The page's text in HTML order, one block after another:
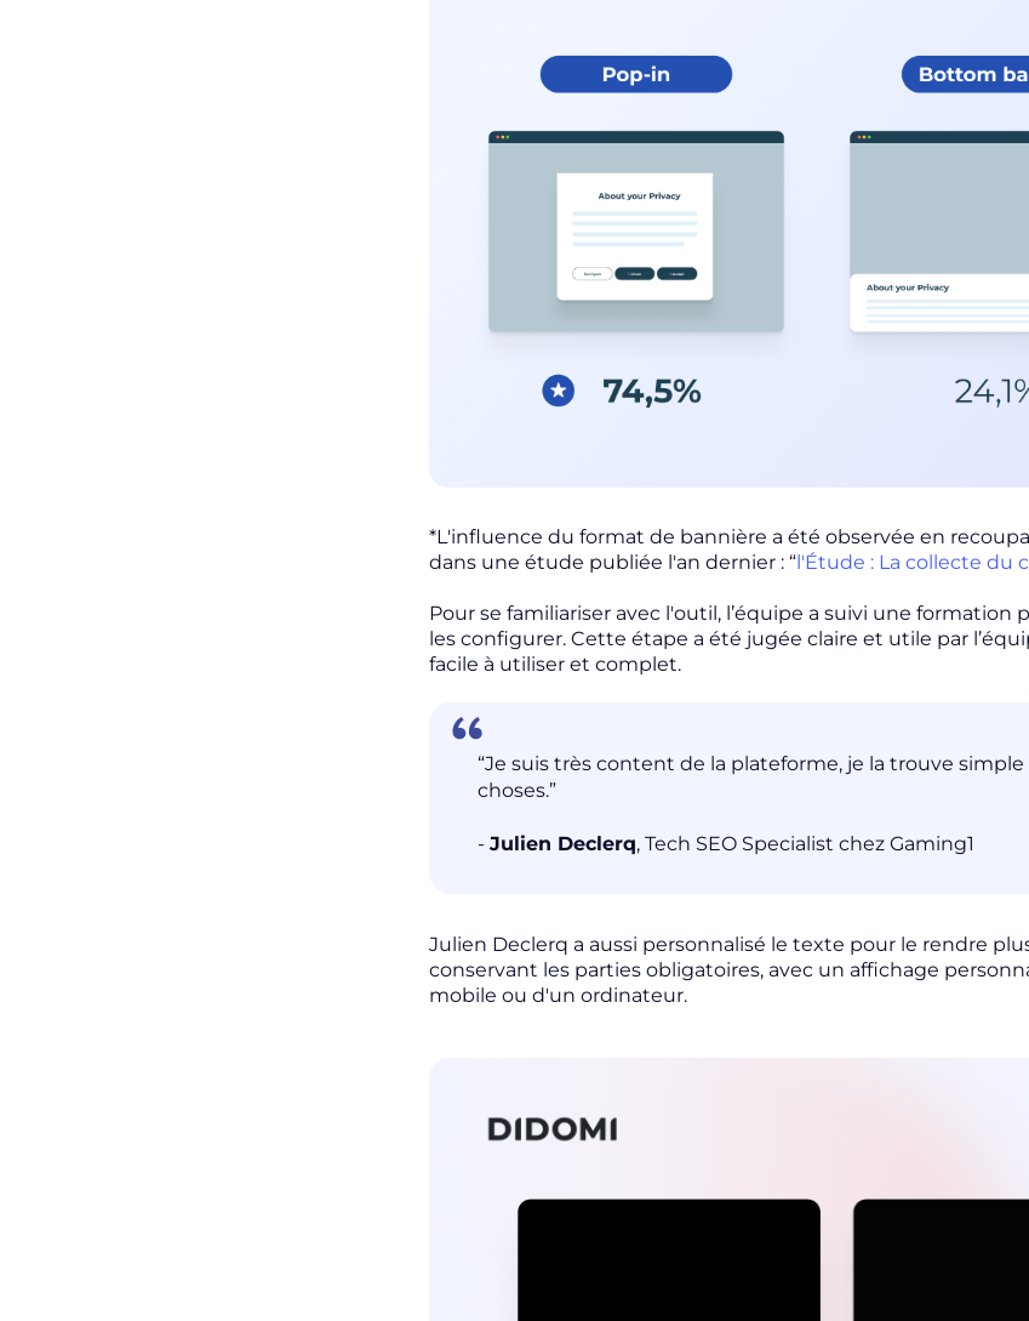
*L'influence du format de bannière a été observée en
dans une étude publiée l'an dernier : “ l'Étude : La collecte du
Pour se familiariser avec l'outil, l’équipe a suivi une
les configurer. Cette étape a été jugée claire et utile par
facile à utiliser et complet.
“Je suis très content de la plateforme, je la trouve
choses.”
- Julien Declerq, Tech SEO Specialist chez Gaming1
Julien Declerq a aussi personnalisé le texte pour le rendre
conservant les parties obligatoires, avec un affichage
mobile ou d'un ordinateur.